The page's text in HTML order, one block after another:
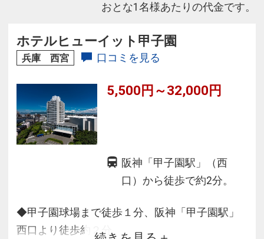
おとな1名様あたりの代金です。
ホテルヒューイット甲子園
兵庫 西宮 口コミを見る
5,500円～32,000円
阪神「甲子園駅」（西
口）から徒歩で約2分。
◆甲子園球場まで徒歩１分、阪神「甲子園駅」
西口より徒歩約２分